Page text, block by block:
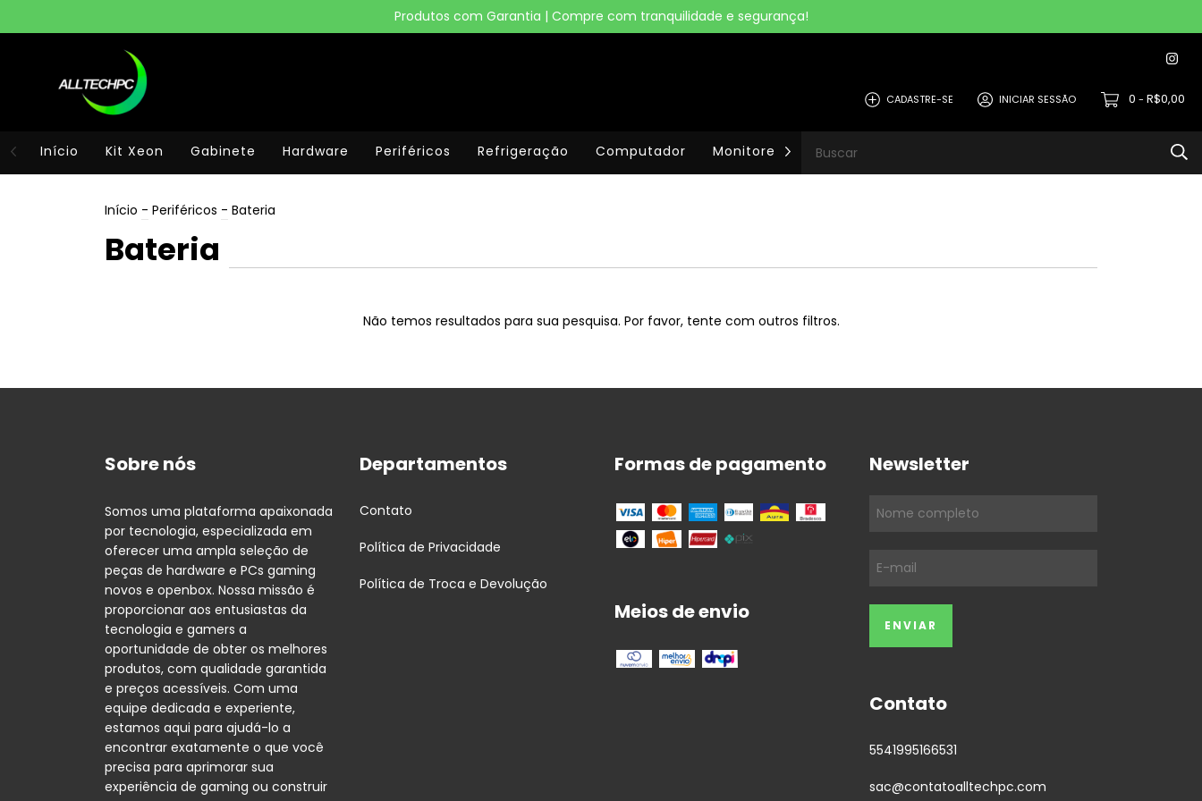
Produtos com Garantia | Compre com tranquilidade e segurança!
CADASTRE-SE INICIAR SESSÃO 0 - R$0,00
Início Kit Xeon Gabinete Hardware Periféricos Refrigeração Computador Monitores Relógio / SmartWatch Openbox
Início - Periféricos - Bateria
Bateria
Não temos resultados para sua pesquisa. Por favor, tente com outros filtros.
Sobre nós
Somos uma plataforma apaixonada
por tecnologia, especializada em
oferecer uma ampla seleção de
peças de hardware e PCs gaming
novos e openbox. Nossa missão é
proporcionar aos entusiastas da
tecnologia e gamers a
oportunidade de obter os melhores
produtos, com qualidade garantida
e preços acessíveis. Com uma
equipe dedicada e experiente,
estamos aqui para ajudá-lo a
encontrar exatamente o que você
precisa para aprimorar sua
experiência de gaming ou construir
Departamentos
Contato
Política de Privacidade
Política de Troca e Devolução
Formas de pagamento
Meios de envio
Newsletter
Contato
5541995166531
sac@contatoalltechpc.com